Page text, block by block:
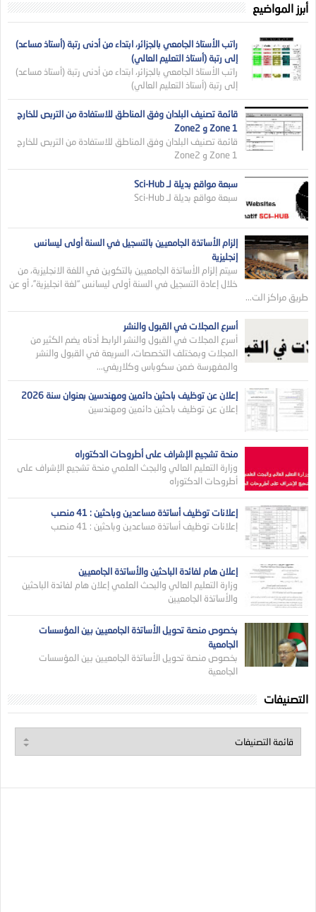
أبرز المواضيع
راتب الأستاذ الجامعي بالجزائر، ابتداء من أدنى رتبة (أستاذ مساعد)
إلى رتبة (أستاذ التعليم العالي)
راتب الأستاذ الجامعي بالجزائر، ابتداء من أدنى رتبة (أستاذ مساعد)
إلى رتبة (أستاذ التعليم العالي)
قائمة تصنيف البلدان وفق المناطق للاستفادة من التربص للخارج
Zone 1 و Zone2
قائمة تصنيف البلدان وفق المناطق للاستفادة من التربص للخارج
Zone 1 و Zone2
سبعة مواقع بديلة لـ Sci-Hub
سبعة مواقع بديلة لـ Sci-Hub
إلزام الأساتذة الجامعيين بالتسجيل في السنة أولى ليسانس
إنجليزية
سيتم إلزام الأساتذة الجامعيين بالتكوين في اللغة الانجليزية، من
خلال إعادة التسجيل في السنة أولى ليسانس “لغة انجليزية”، أو عن
طريق مراكز الت...
أسرع المجلات في القبول والنشر
أسرع المجلات في القبول والنشر الرابط أدناه يضم الكثير من
المجلات وبمختلف التخصصات، السريعة في القبول والنشر
والمفهرسة ضمن سكوباس وكلاريفي...
إعلان عن توظيف باحثين دائمين ومهندسين بعنوان سنة 2026
إعلان عن توظيف باحثين دائمين ومهندسين
منحة تشجيع الإشراف على أطروحات الدكتوراه
وزارة التعليم العالي والبجث العلمي منحة تشجيع الإشراف على
أطروحات الدكتوراه
إعلانات توظيف أساتذة مساعدين وباحثين : 41 منصب
إعلانات توظيف أساتذة مساعدين وباحثين : 41 منصب
إعلان هام لفائدة الباحثين والأساتذة الجامعيين
وزارة التعليم العالي والبحث العلمي إعلان هام لفائدة الباحثين
والأساتذة الجامعيين
بخصوص منصة تحويل الأساتذة الجامعيين بين المؤسسات
الجامعية
بخصوص منصة تحويل الأساتذة الجامعيين بين المؤسسات
الجامعية
التصنيفات